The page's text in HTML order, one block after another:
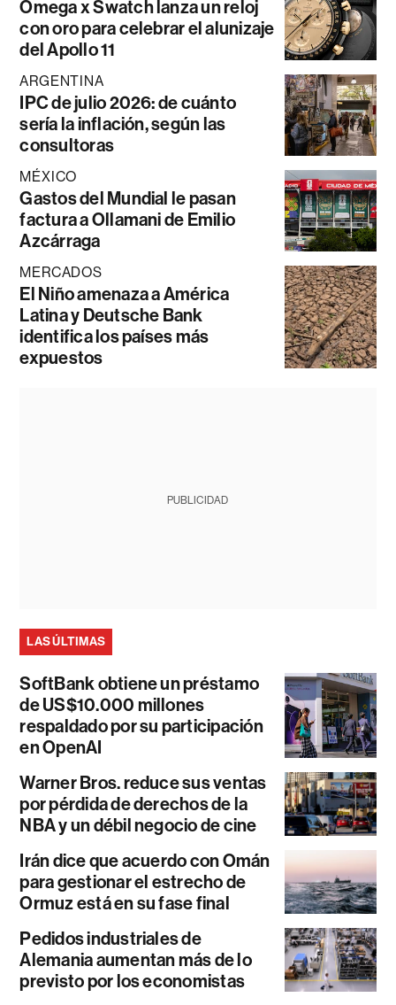
Omega x Swatch lanza un reloj
con oro para celebrar el alunizaje
del Apollo 11
ARGENTINA
IPC de julio 2026: de cuánto
sería la inflación, según las
consultoras
MÉXICO
Gastos del Mundial le pasan
factura a Ollamani de Emilio
Azcárraga
MERCADOS
El Niño amenaza a América
Latina y Deutsche Bank
identifica los países más
expuestos
PUBLICIDAD
LAS ÚLTIMAS
SoftBank obtiene un préstamo
de US$10.000 millones
respaldado por su participación
en OpenAI
Warner Bros. reduce sus ventas
por pérdida de derechos de la
NBA y un débil negocio de cine
Irán dice que acuerdo con Omán
para gestionar el estrecho de
Ormuz está en su fase final
Pedidos industriales de
Alemania aumentan más de lo
previsto por los economistas